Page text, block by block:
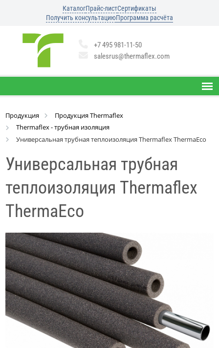
КаталогПрайс-листСертификаты
Получить консультациюПрограмма расчёта
+7 495 981-11-50
salesrus@thermaflex.com
Продукция
Продукция Thermaflex
Thermaflex - трубная изоляция
Универсальная трубная теплоизоляция Thermaflex ThermaEco
Универсальная трубная
теплоизоляция Thermaflex
ThermaEco